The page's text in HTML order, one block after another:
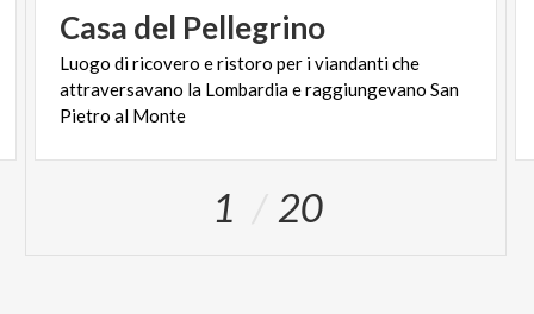
Casa del Pellegrino
Luogo di ricovero e ristoro per i viandanti che
attraversavano la Lombardia e raggiungevano San
Pietro al Monte
1 20